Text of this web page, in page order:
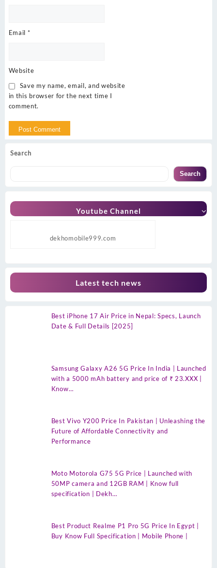
Search
Search
Youtube Channel
dekhomobile999.com
Latest tech news
Best iPhone 17 Air Price in Nepal: Specs, Launch
Date & Full Details [2025]
Samsung Galaxy A26 5G Price In India | Launched
with a 5000 mAh battery and price of ₹ 23.XXX |
Know…
Best Vivo Y200 Price In Pakistan | Unleashing the
Future of Affordable Connectivity and
Performance
Moto Motorola G75 5G Price | Launched with
50MP camera and 12GB RAM | Know full
specification | Dekh…
Best Product Realme P1 Pro 5G Price In Egypt |
Buy Know Full Specification | Mobile Phone |
Email *
Website
Save my name, email, and website
in this browser for the next time I
comment.